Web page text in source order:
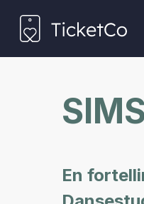
En